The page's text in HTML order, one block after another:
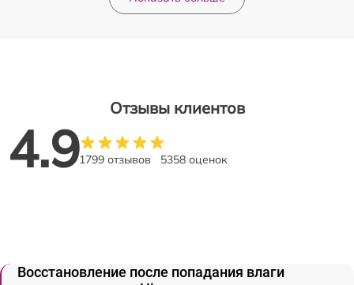
Отзывы клиентов
4.91799 отзывов 5358 оценок
Восстановление после попадания влаги